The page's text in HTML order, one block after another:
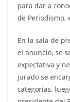
para dar a
de Periodismo,
En la sala de
el anuncio, se
expectativa y
jurado se
categorías,